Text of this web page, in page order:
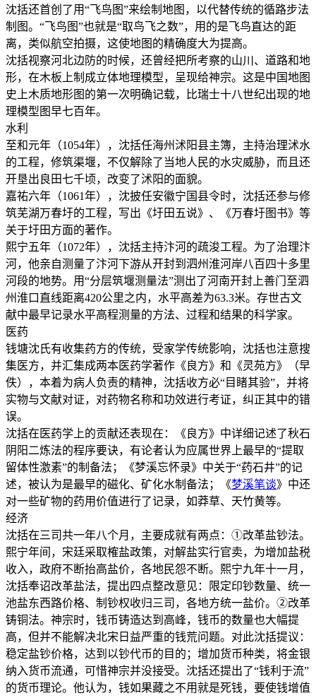
沈括还首创了用“飞鸟图”来绘制地图，以代替传统的循路步法
制图。“飞鸟图”也就是“取鸟飞之数”，用的是飞鸟直达的距
离，类似航空拍摄，这使地图的精确度大为提高。
沈括视察河北边防的时候，还曾经把所考察的山川、道路和地
形，在木板上制成立体地理模型，呈现给神宗。这是中国地图
史上木质地形图的第一次明确记载，比瑞士十八世纪出现的地
理模型图早七百年。
水利
至和元年（1054年），沈括任海州沭阳县主簿，主持治理沭水
的工程，修筑渠堰，不仅解除了当地人民的水灾威胁，而且还
开垦出良田七千顷，改变了沭阳的面貌。
嘉祐六年（1061年），沈披任安徽宁国县令时，沈括还参与修
筑芜湖万春圩的工程，写出《圩田五说》、《万春圩图书》等
关于圩田方面的著作。
熙宁五年（1072年），沈括主持汴河的疏浚工程。为了治理汴
河，他亲自测量了汴河下游从开封到泗州淮河岸八百四十多里
河段的地势。用“分层筑堰测量法”测出了河南开封上善门至泗
州淮口直线距离420公里之内，水平高差为63.3米。存世古文
献中最早记录水平高程测量的方法、过程和结果的科学家。
医药
钱塘沈氏有收集药方的传统，受家学传统影响，沈括也注意搜
集医方，并汇集成两本医药学著作《良方》和《灵苑方》（早
佚），本着为病人负责的精神，沈括收方必“目睹其验”，并将
实物与文献对证，对药物名称和功效进行考证，纠正其中的错
误。
沈括在医药学上的贡献还表现在：《良方》中详细记述了秋石
阴阳二炼法的程序要诀，有论者认为应属世界上最早的“提取
留体性激素”的制备法；《梦溪忘怀录》中关于“药石井”的记
述，被认为是最早的磁化、矿化水制备法；《梦溪笔谈》中还
对一些矿物的药用价值进行了记录，如莽草、天竹黄等。
经济
沈括在三司共一年八个月，主要成就有两点：①改革盐钞法。
熙宁年间，宋廷采取榷盐政策，对解盐实行官卖，为增加盐税
收入，政府不断抬高盐价，各地民怨不断。熙宁九年十一月，
沈括奉诏改革盐法，提出四点整改意见：限定印钞数量、统一
池盐东西路价格、制钞权收归三司，各地方统一盐价。②改革
铸铜法。神宗时，钱币铸造达到高峰，钱币的数量也大幅提
高，但并不能解决北宋日益严重的钱荒问题。对此沈括提议：
稳定盐钞价格，达到以钞代币的目的；增加货币种类，将金银
纳入货币流通，可惜神宗并没接受。沈括还提出了“钱利于流”
的货币理论。他认为，钱如果藏之不用就是死钱，要使钱增值